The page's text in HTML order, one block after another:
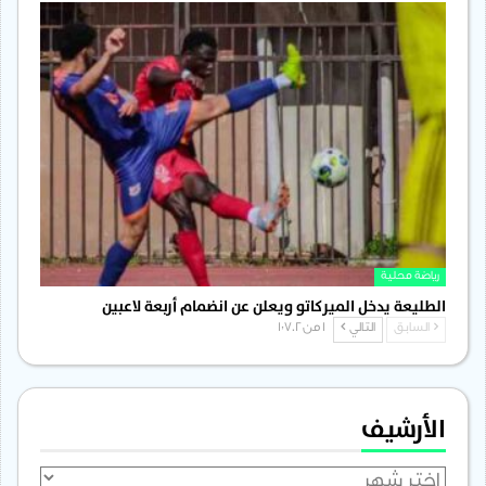
رياضة محلية
الطليعة يدخل الميركاتو ويعلن عن انضمام أربعة لاعبين
السابق التالي
الأرشيف
الأرشيف